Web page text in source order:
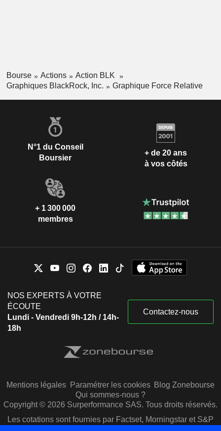
Bourse Actions
Action BLK
Graphiques BlackRock, Inc.
Graphique Force Relative
N°1 du Conseil
Boursier
+ de 20 ans
à vos côtés
+ 1 300 000
membres
NOS EXPERTS À VOTRE
ÉCOUTE
Lundi - Vendredi 9h-12h / 14h-
18h
Contactez-nous
Mentions légales Paramétrer les cookies Blog Zonebourse
Qui sommes-nous ?
Copyright © 2026 Surperformance SAS. Tous droits réservés.
Les cotations sont fournies par Factset, Morningstar et S&P